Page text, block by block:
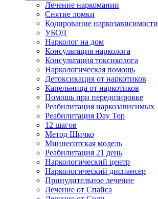
Лечение наркомании
Снятие ломки
Кодирование наркозависимости
УБОД
Нарколог на дом
Консультация нарколога
Консультация токсиколога
Наркологическая помощь
Детоксикация от наркотиков
Капельница от наркотиков
Помощь при передозировке
Реабилитация наркозависимых
Реабилитация Day Top
12 шагов
Метод Шичко
Миннесотская модель
Реабилитация 21 день
Наркологический центр
Наркологический диспансер
Принудительное лечение
Лечение от Спайса